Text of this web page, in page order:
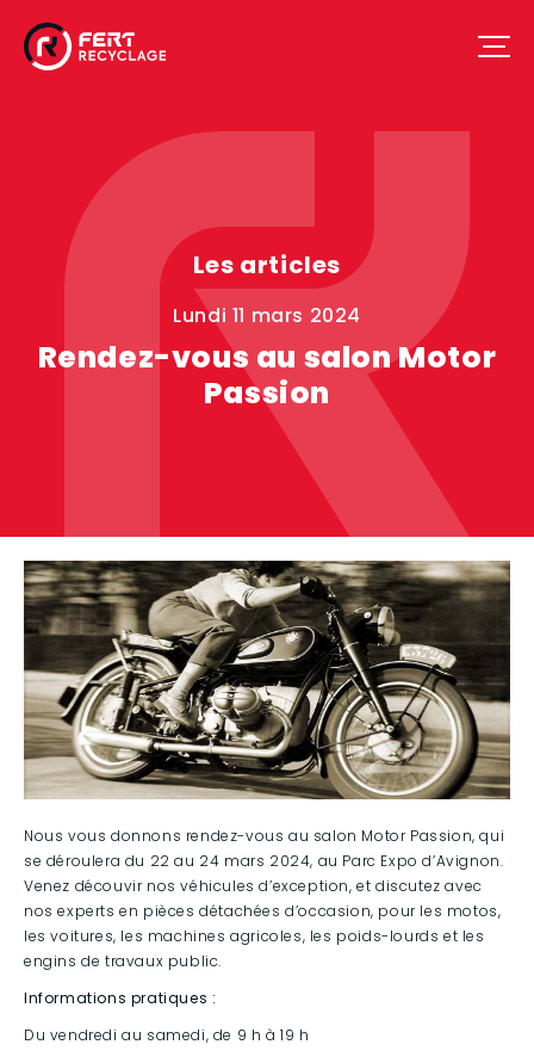
Les articles
lundi 11 mars 2024
Rendez-vous au salon Motor
Passion
Nous vous donnons rendez-vous au salon Motor Passion, qui
se déroulera du 22 au 24 mars 2024, au Parc Expo d’Avignon.
Venez découvir nos véhicules d’exception, et discutez avec
nos experts en pièces détachées d’occasion, pour les motos,
les voitures, les machines agricoles, les poids-lourds et les
engins de travaux public.
Informations pratiques :
Du vendredi au samedi, de 9 h à 19 h